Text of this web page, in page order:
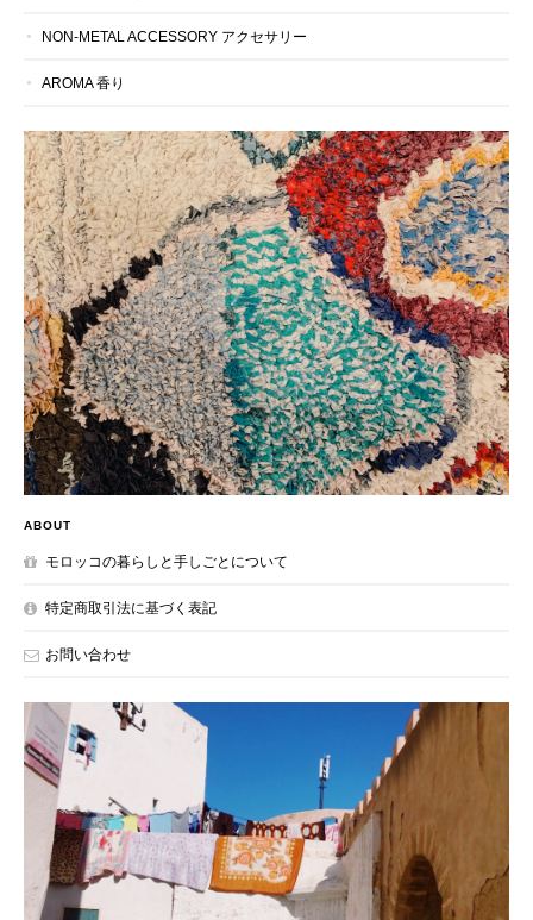
NON-METAL ACCESSORY アクセサリー
AROMA 香り
ABOUT
モロッコの暮らしと手しごとについて
特定商取引法に基づく表記
お問い合わせ